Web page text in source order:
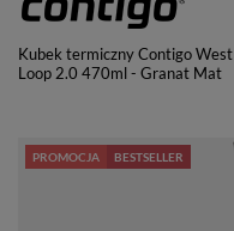
Kubek termiczny Contigo West
Loop 2.0 470ml - Granat Mat
PROMOCJA BESTSELLER